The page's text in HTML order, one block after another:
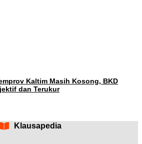
Kaltim Masih Kosong, BKD
dan Terukur
Klausapedia